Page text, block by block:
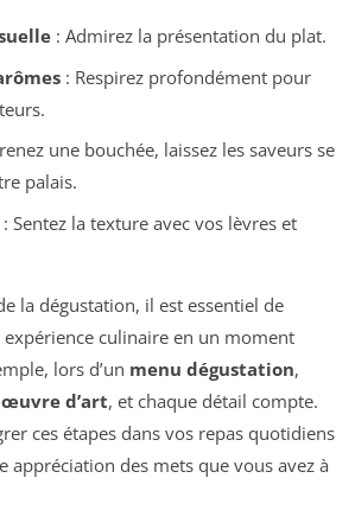
: Admirez la présentation du plat.
: Respirez profondément pour
une bouchée, laissez les saveurs se
palais.
Sentez la texture avec vos lèvres et
la dégustation, il est essentiel de
culinaire en un moment
lors d’un menu dégustation,
œuvre d’art, et chaque détail compte.
ces étapes dans vos repas quotidiens
appréciation des mets que vous avez à